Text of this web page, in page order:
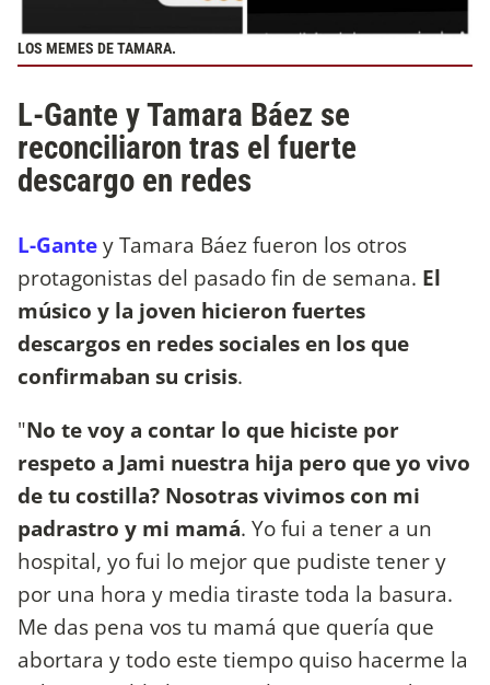
LOS MEMES DE TAMARA.
L-Gante y Tamara Báez se
reconciliaron tras el fuerte
descargo en redes
L-Gantey Tamara Báez fueron los otros
protagonistas del pasado fin de semana. El
músico y la joven hicieron fuertes
descargos en redes sociales en los que
confirmaban su crisis.
"No te voy a contar lo que hiciste por
respeto a Jami nuestra hija pero que yo vivo
de tu costilla? Nosotras vivimos con mi
padrastro y mi mamá. Yo fui a tener a un
hospital, yo fui lo mejor que pudiste tener y
por una hora y media tiraste toda la basura.
Me das pena vos tu mamá que quería que
abortara y todo este tiempo quiso hacerme la